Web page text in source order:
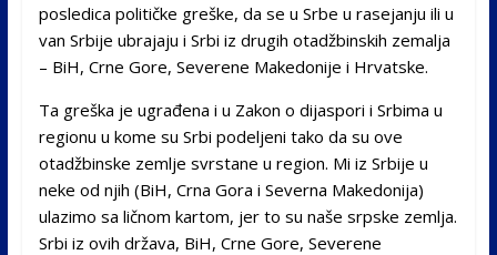
posledica političke greške, da se u Srbe u rasejanju ili u
van Srbije ubrajaju i Srbi iz drugih otadžbinskih zemalja
– BiH, Crne Gore, Severene Makedonije i Hrvatske.
Ta greška je ugrađena i u Zakon o dijaspori i Srbima u
regionu u kome su Srbi podeljeni tako da su ove
otadžbinske zemlje svrstane u region. Mi iz Srbije u
neke od njih (BiH, Crna Gora i Severna Makedonija)
ulazimo sa ličnom kartom, jer to su naše srpske zemlja.
Srbi iz ovih država, BiH, Crne Gore, Severene